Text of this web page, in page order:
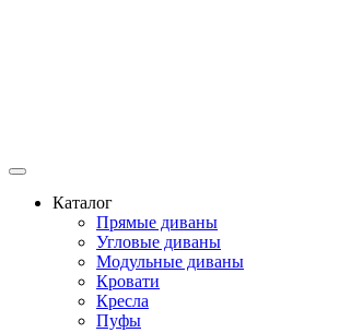
Каталог
Прямые диваны
Угловые диваны
Модульные диваны
Кровати
Кресла
Пуфы